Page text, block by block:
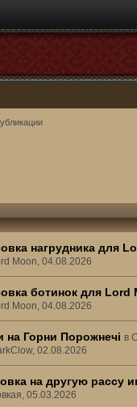
нагрудника для
Moon, 04.08.2026
ботинок для Lord
Moon, 04.08.2026
на Горни Порожнечі в
02.08.2026
на другую рассу
05.03.2026